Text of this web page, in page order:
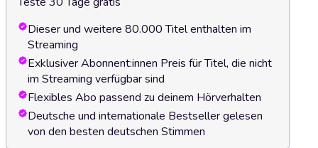
Dieser und weitere 80.000 Titel enthalten im
Streaming
Exklusiver Abonnent:innen Preis für Titel, die nicht
im Streaming verfügbar sind
Flexibles Abo passend zu deinem Hörverhalten
Deutsche und internationale Bestseller gelesen
von den besten deutschen Stimmen